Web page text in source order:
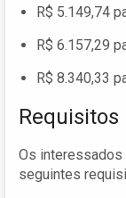
R$ 5.149,74
R$ 6.157,29
R$ 8.340,33
Os interessados
seguintes